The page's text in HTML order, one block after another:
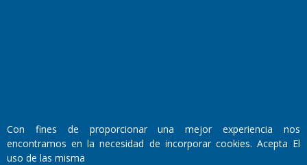
Walter René Goñi
Con fines de proporcionar una mejor experiencia nos
encontramos en la necesidad de incorporar cookies. Acepta El
uso de las misma